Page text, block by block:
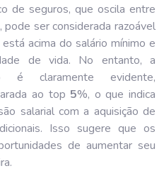
de seguros, que oscila entre
, pode ser considerada razoável
acima do salário mínimo e
de vida. No entanto, a
é claramente evidente,
ao top 5%, o que indica
salarial com a aquisição de
Isso sugere que os
de aumentar seu